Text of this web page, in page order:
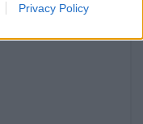
Privacy Policy